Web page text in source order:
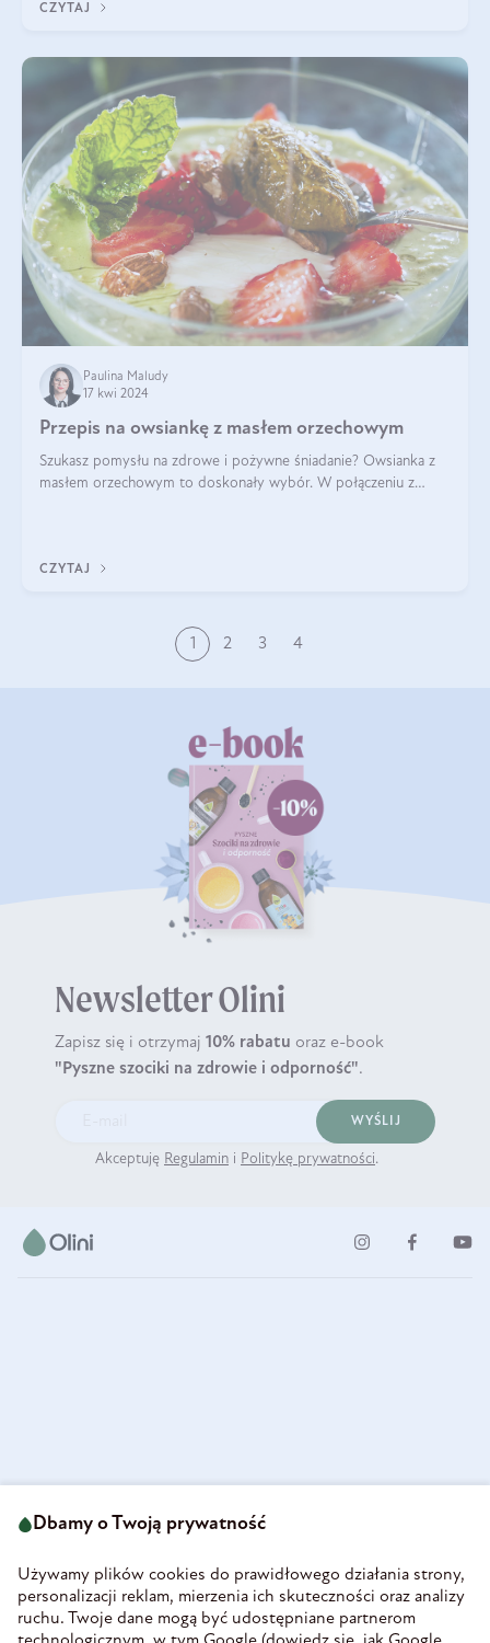
CZYTAJ
Paulina Maludy
17 kwi 2024
Przepis na owsiankę z masłem orzechowym
Szukasz pomysłu na zdrowe i pożywne śniadanie? Owsianka z
masłem orzechowym to doskonały wybór. W połączeniu z
CZYTAJ
1 2 3 4
Newsletter Olini
Zapisz się i otrzymaj 10% rabatu oraz e-book
"Pyszne szociki na zdrowie i odporność".
WYŚLIJ
Akceptuję Regulamin i Politykę prywatności.
58-160 Świebodzice
REGON 890213034
INFORMACJE
Dbamy o Twoją prywatność
Używamy plików cookies do prawidłowego działania strony,
personalizacji reklam, mierzenia ich skuteczności oraz analizy
ruchu. Twoje dane mogą być udostępniane partnerom